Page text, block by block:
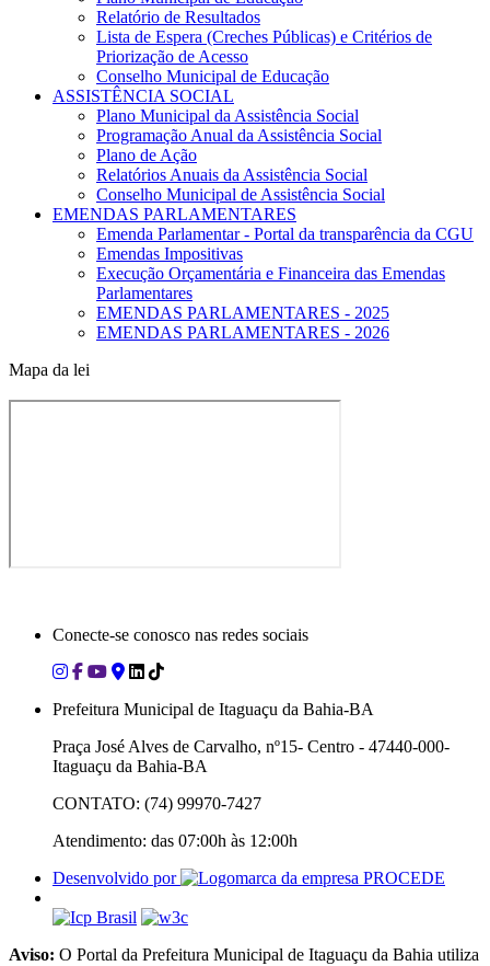
Relatório de Resultados
Lista de Espera (Creches Públicas) e Critérios de
Priorização de Acesso
Conselho Municipal de Educação
ASSISTÊNCIA SOCIAL
Plano Municipal da Assistência Social
Programação Anual da Assistência Social
Plano de Ação
Relatórios Anuais da Assistência Social
Conselho Municipal de Assistência Social
EMENDAS PARLAMENTARES
Emenda Parlamentar - Portal da transparência da CGU
Emendas Impositivas
Execução Orçamentária e Financeira das Emendas
Parlamentares
EMENDAS PARLAMENTARES - 2025
EMENDAS PARLAMENTARES - 2026
Mapa da lei
Conecte-se conosco nas redes sociais
Prefeitura Municipal de Itaguaçu da Bahia-BA
Praça José Alves de Carvalho, nº15- Centro - 47440-000-
Itaguaçu da Bahia-BA
CONTATO: (74) 99970-7427
Atendimento: das 07:00h às 12:00h
Desenvolvido por
Aviso: O Portal da Prefeitura Municipal de Itaguaçu da Bahia utiliza